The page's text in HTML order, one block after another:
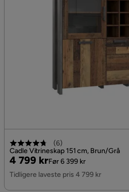
(6)
Cadle Vitrineskap 151 cm, Brun/Grå
Pris
4 799 kr
Original
Pris
Før 6 399 kr
Tidligere laveste pris 4 799 kr